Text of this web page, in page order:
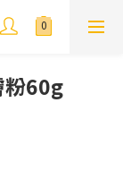
粉60g